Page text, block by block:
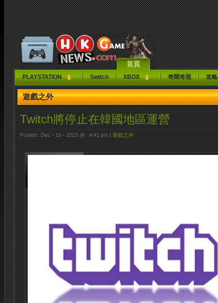
首頁
PLAYSTATION Switch XBOX 奇聞奇視 攻
遊戲之外
Twitch將停止在韓國地區運營
Posted : Dec - 10 - 2023 @ : 4:41 pm | 遊戲之外